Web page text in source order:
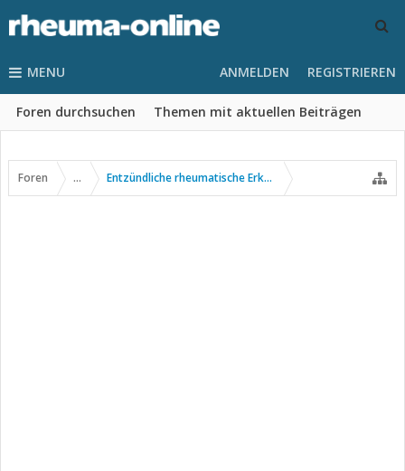
MENU
Foren durchsuchen Themen mit aktuellen Beiträgen
ANMELDEN REGISTRIEREN
Foren ... Entzündliche rheumatische Erkrankungen